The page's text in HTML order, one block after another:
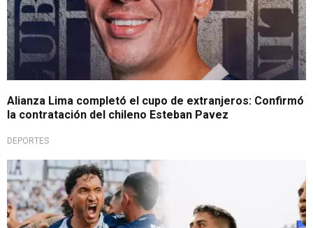
Alianza Lima completó el cupo de extranjeros: Confirmó
la contratación del chileno Esteban Pavez
DEPORTES
Se juegan sin público